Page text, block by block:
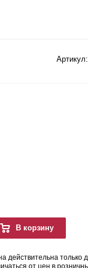
В корзину
действительна только
от цен в